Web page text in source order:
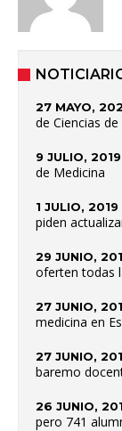
27 MAYO,
de Ciencias de
9 JULIO, 2019
de Medicina
1 JULIO, 2019
piden
29 JUNIO,
oferten todas
27 JUNIO,
medicina en
27 JUNIO,
baremo
26 JUNIO,
pero 741